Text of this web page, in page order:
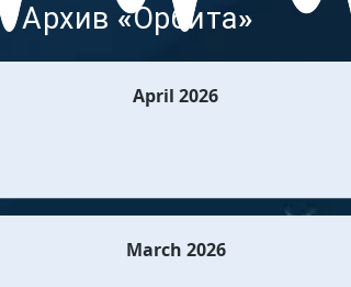
Архив «Орбита»
April 2026
March 2026